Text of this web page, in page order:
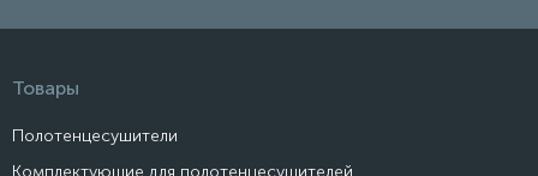
Товары
Полотенцесушители
Комплектующие для полотенцесушителей